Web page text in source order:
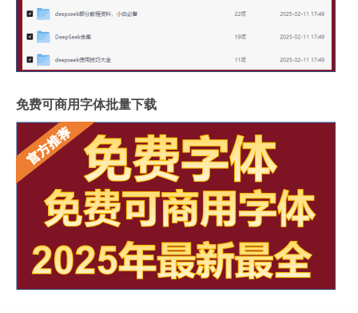
免费可商用字体批量下载